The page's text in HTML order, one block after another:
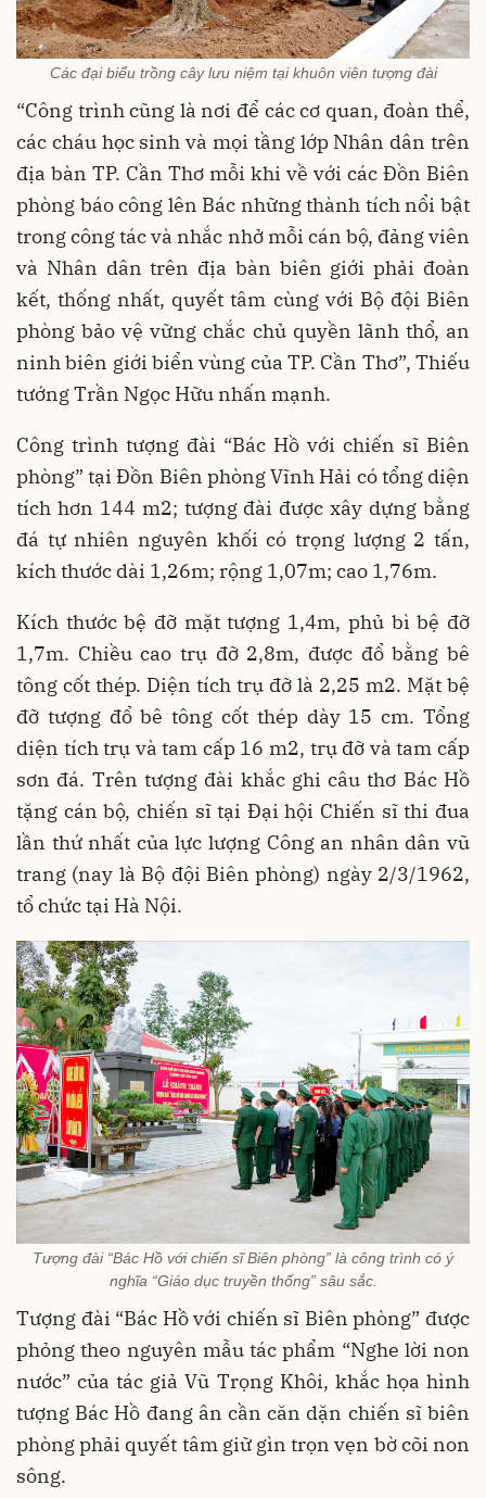
Các đại biểu trồng cây lưu niệm tại khuôn viên tượng đài
“Công trình cũng là nơi để các cơ quan, đoàn thể,
các cháu học sinh và mọi tầng lớp Nhân dân trên
địa bàn TP. Cần Thơ mỗi khi về với các Đồn Biên
phòng báo công lên Bác những thành tích nổi bật
trong công tác và nhắc nhở mỗi cán bộ, đảng viên
và Nhân dân trên địa bàn biên giới phải đoàn
kết, thống nhất, quyết tâm cùng với Bộ đội Biên
phòng bảo vệ vững chắc chủ quyền lãnh thổ, an
ninh biên giới biển vùng của TP. Cần Thơ”, Thiếu
tướng Trần Ngọc Hữu nhấn mạnh.
Công trình tượng đài “Bác Hồ với chiến sĩ Biên
phòng” tại Đồn Biên phòng Vĩnh Hải có tổng diện
tích hơn 144 m2; tượng đài được xây dựng bằng
đá tự nhiên nguyên khối có trọng lượng 2 tấn,
kích thước dài 1,26m; rộng 1,07m; cao 1,76m.
Kích thước bệ đỡ mặt tượng 1,4m, phủ bì bệ đỡ
1,7m. Chiều cao trụ đỡ 2,8m, được đổ bằng bê
tông cốt thép. Diện tích trụ đỡ là 2,25 m2. Mặt bệ
đỡ tượng đổ bê tông cốt thép dày 15 cm. Tổng
diện tích trụ và tam cấp 16 m2, trụ đỡ và tam cấp
sơn đá. Trên tượng đài khắc ghi câu thơ Bác Hồ
tặng cán bộ, chiến sĩ tại Đại hội Chiến sĩ thi đua
lần thứ nhất của lực lượng Công an nhân dân vũ
trang (nay là Bộ đội Biên phòng) ngày 2/3/1962,
tổ chức tại Hà Nội.
Tượng đài “Bác Hồ với chiến sĩ Biên phòng” là công trình có ý
nghĩa “Giáo dục truyền thống” sâu sắc.
Tượng đài “Bác Hồ với chiến sĩ Biên phòng” được
phỏng theo nguyên mẫu tác phẩm “Nghe lời non
nước” của tác giả Vũ Trọng Khôi, khắc họa hình
tượng Bác Hồ đang ân cần căn dặn chiến sĩ biên
phòng phải quyết tâm giữ gìn trọn vẹn bờ cõi non
sông.